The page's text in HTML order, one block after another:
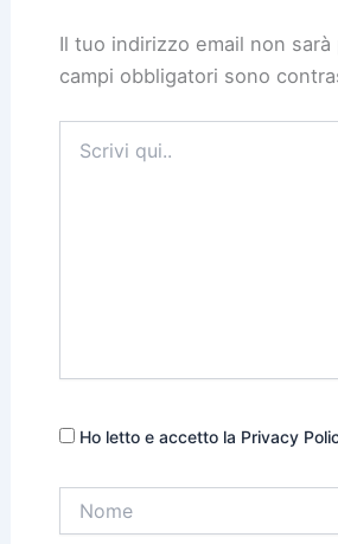
Il tuo indirizzo email non sarà
campi obbligatori sono
qui..
Ho letto e accetto la Privacy